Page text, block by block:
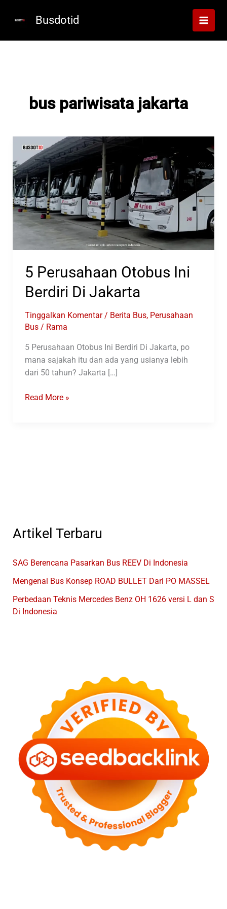
Busdotid
bus pariwisata jakarta
5 Perusahaan Otobus Ini
Berdiri Di Jakarta
Tinggalkan Komentar / Berita Bus, Perusahaan
Bus/ Rama
5 Perusahaan Otobus Ini Berdiri Di Jakarta, po
mana sajakah itu dan ada yang usianya lebih
dari 50 tahun? Jakarta […]
5
Read More »
Artikel Terbaru
SAG Berencana Pasarkan Bus REEV Di Indonesia
Mengenal Bus Konsep ROAD BULLET Dari PO MASSEL
Perbedaan Teknis Mercedes Benz OH 1626 versi L dan S
Di Indonesia